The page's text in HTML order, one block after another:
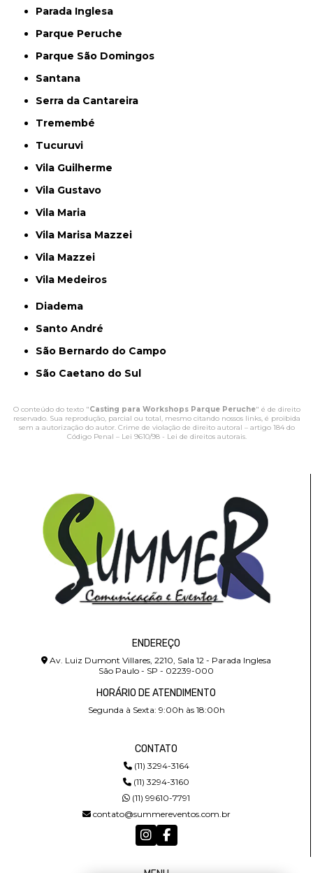
Parada Inglesa
Parque Peruche
Parque São Domingos
Santana
Serra da Cantareira
Tremembé
Tucuruvi
Vila Guilherme
Vila Gustavo
Vila Maria
Vila Marisa Mazzei
Vila Mazzei
Vila Medeiros
Diadema
Santo André
São Bernardo do Campo
São Caetano do Sul
O conteúdo do texto "Casting para Workshops Parque Peruche" é de direito
reservado. Sua reprodução, parcial ou total, mesmo citando nossos links, é proibida
sem a autorização do autor. Crime de violação de direito autoral – artigo 184 do
Código Penal – Lei 9610/98 - Lei de direitos autorais.
ENDEREÇO
Av. Luiz Dumont Villares, 2210, Sala 12 - Parada Inglesa
São Paulo - SP - 02239-000
HORÁRIO DE ATENDIMENTO
Segunda à Sexta: 9:00h às 18:00h
CONTATO
(11) 3294-3164
(11) 3294-3160
(11) 99610-7791
contato@summereventos.com.br